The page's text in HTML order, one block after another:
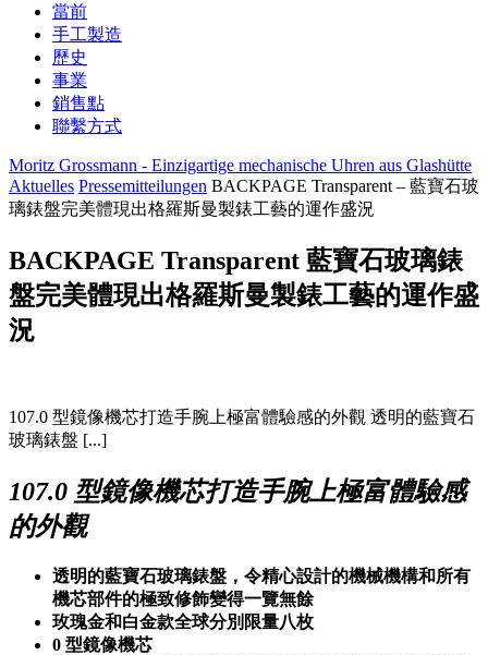
當前
手工製造
歷史
事業
銷售點
聯繫方式
Moritz Grossmann - Einzigartige mechanische Uhren aus Glashütte
Aktuelles Pressemitteilungen BACKPAGE Transparent – 藍寶石玻
璃錶盤完美體現出格羅斯曼製錶工藝的運作盛況
BACKPAGE Transparent 藍寶石玻璃錶
盤完美體現出格羅斯曼製錶工藝的運作盛
況
107.0 型鏡像機芯打造手腕上極富體驗感的外觀 透明的藍寶石
玻璃錶盤 [...]
107.0 型鏡像機芯打造手腕上極富體驗感
的外觀
透明的藍寶石玻璃錶盤，令精心設計的機械機構和所有
機芯部件的極致修飾變得一覽無餘
玫瑰金和白金款全球分別限量八枚
0 型鏡像機芯